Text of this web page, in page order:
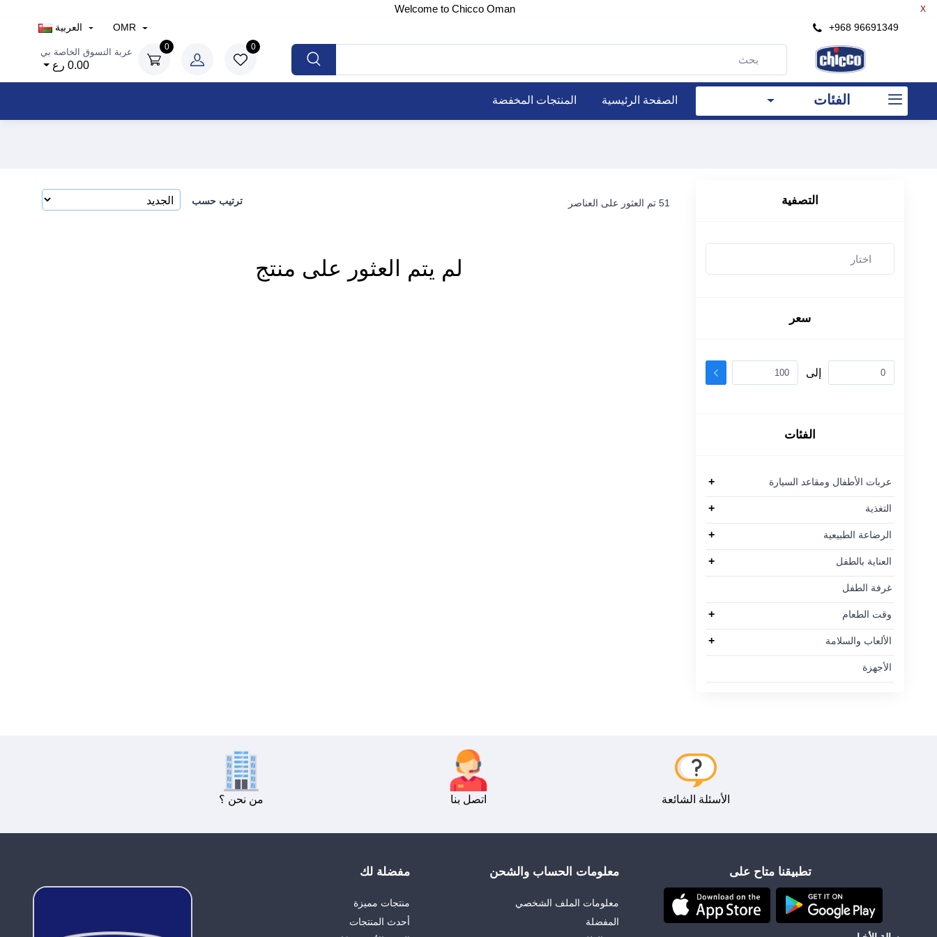
Welcome to Chicco Oman X
+968 96691349
OMR
0
0 عربة التسوق الخاصة بي
0.00 رع
الفئات الصفحة الرئيسية المنتجات المخفضة
التصفية
سعر
إلى
الفئات
عربات الأطفال ومقاعد السيارة +
التغذية +
الرضاعة الطبيعية +
العناية بالطفل +
غرفة الطفل
وقت الطعام +
الألعاب والسلامة +
الأجهزة
51 تم العثور على العناصر ترتيب حسب
لم يتم العثور على منتج
من نحن ؟ اتصل بنا الأسئلة الشائعة
مفضلة لك
منتجات مميزة
أحدث المنتجات
معلومات الحساب والشحن
معلومات الملف الشخصي
المفضلة
تطبيقنا متاح على